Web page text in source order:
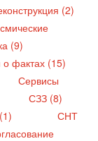
(2)
(9)
фактах (15)
Сервисы
СЗЗ (8)
СНТ